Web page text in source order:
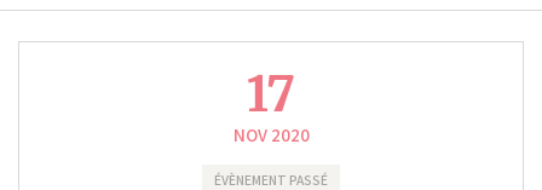
17
NOV 2020
ÉVÈNEMENT PASSÉ